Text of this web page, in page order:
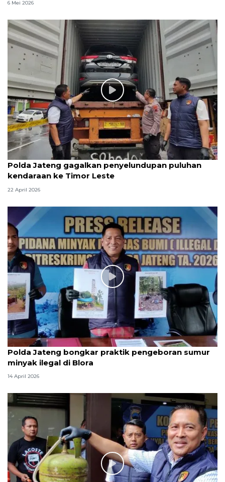
6 Mei 2026
Polda Jateng gagalkan penyelundupan puluhan
kendaraan ke Timor Leste
22 April 2026
Polda Jateng bongkar praktik pengeboran sumur
minyak ilegal di Blora
14 April 2026